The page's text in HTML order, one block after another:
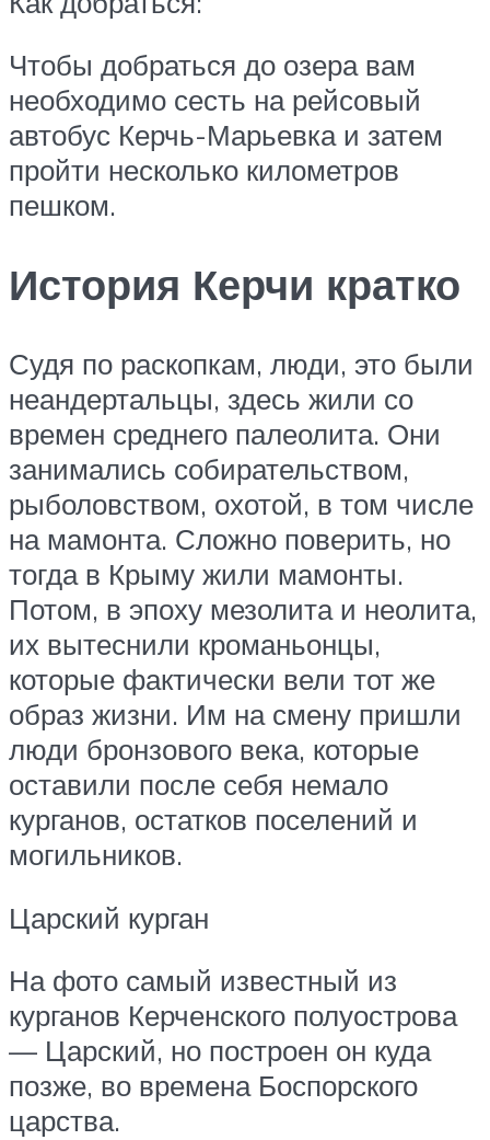
Чтобы добраться до озера вам
необходимо сесть на рейсовый
автобус Керчь-Марьевка и затем
пройти несколько километров
пешком.
История Керчи кратко
Судя по раскопкам, люди, это были
неандертальцы, здесь жили со
времен среднего палеолита. Они
занимались собирательством,
рыболовством, охотой, в том числе
на мамонта. Сложно поверить, но
тогда в Крыму жили мамонты.
Потом, в эпоху мезолита и неолита,
их вытеснили кроманьонцы,
которые фактически вели тот же
образ жизни. Им на смену пришли
люди бронзового века, которые
оставили после себя немало
курганов, остатков поселений и
могильников.
Царский курган
На фото самый известный из
курганов Керченского полуострова
— Царский, но построен он куда
позже, во времена Боспорского
царства.